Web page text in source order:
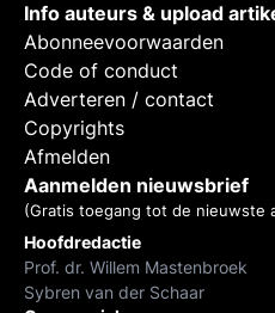
Info auteurs & upload
Abonneevoorwaarden
Code of conduct
Adverteren / contact
Copyrights
Afmelden
Aanmelden nieuwsbrief
(Gratis toegang tot de nieuwste
Hoofdredactie
Prof. dr. Willem Mastenbroek
Sybren van der Schaar